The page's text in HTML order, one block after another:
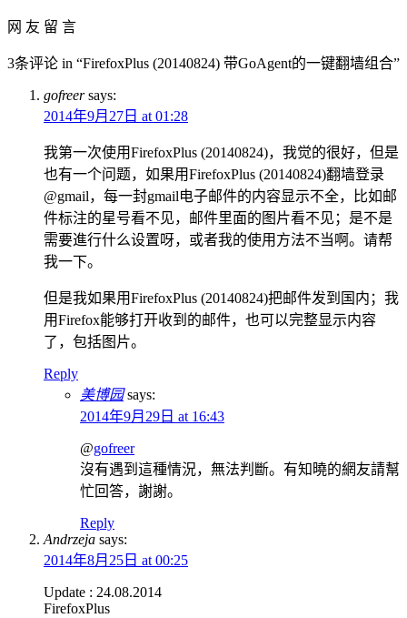
网 友 留 言
3条评论 in “FirefoxPlus (20140824) 带GoAgent的一键翻墙组合”
gofreer says:
2014年9月27日 at 01:28
我第一次使用FirefoxPlus (20140824)，我觉的很好，但是
也有一个问题，如果用FirefoxPlus (20140824)翻墙登录
@gmail，每一封gmail电子邮件的内容显示不全，比如邮
件标注的星号看不见，邮件里面的图片看不见；是不是
需要進行什么设置呀，或者我的使用方法不当啊。请帮
我一下。
但是我如果用FirefoxPlus (20140824)把邮件发到国内；我
用Firefox能够打开收到的邮件，也可以完整显示内容
了，包括图片。
Reply
美博园 says:
2014年9月29日 at 16:43
@gofreer
沒有遇到這種情況，無法判斷。有知曉的網友請幫
忙回答，謝謝。
Reply
Andrzeja says:
2014年8月25日 at 00:25
Update : 24.08.2014
FirefoxPlus